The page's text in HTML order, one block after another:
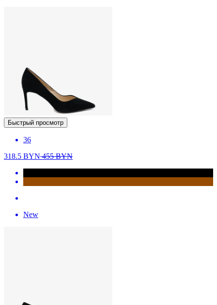
Быстрый просмотр
36
318.5 BYN455BYN
New